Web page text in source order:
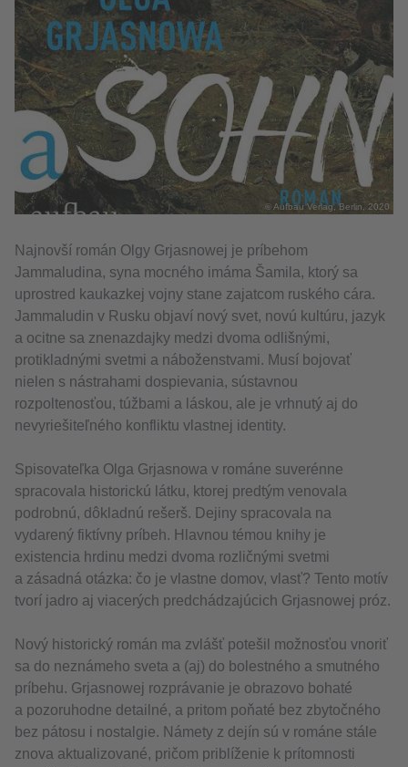
© Aufbau Verlag, Berlin, 2020
Najnovší román Olgy Grjasnowej je príbehom
Jammaludina, syna mocného imáma Šamila, ktorý sa
uprostred kaukazkej vojny stane zajatcom ruského cára.
Jammaludin v Rusku objaví nový svet, novú kultúru, jazyk
a ocitne sa znenazdajky medzi dvoma odlišnými,
protikladnými svetmi a náboženstvami. Musí bojovať
nielen s nástrahami dospievania, sústavnou
rozpoltenosťou, túžbami a láskou, ale je vrhnutý aj do
nevyriešiteľného konfliktu vlastnej identity.
Spisovateľka Olga Grjasnowa v románe suverénne
spracovala historickú látku, ktorej predtým venovala
podrobnú, dôkladnú rešerš. Dejiny spracovala na
vydarený fiktívny príbeh. Hlavnou témou knihy je
existencia hrdinu medzi dvoma rozličnými svetmi
a zásadná otázka: čo je vlastne domov, vlasť? Tento motív
tvorí jadro aj viacerých predchádzajúcich Grjasnowej próz.
Nový historický román ma zvlášť potešil možnosťou vnoriť
sa do neznámeho sveta a (aj) do bolestného a smutného
príbehu. Grjasnowej rozprávanie je obrazovo bohaté
a pozoruhodne detailné, a pritom poňaté bez zbytočného
bez pátosu i nostalgie. Námety z dejín sú v románe stále
znova aktualizované, pričom priblíženie k prítomnosti